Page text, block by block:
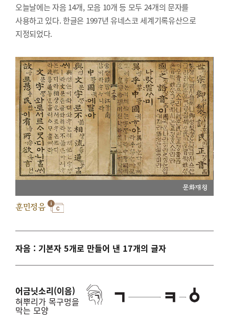
오늘날에는 자음 14개, 모음 10개 등 모두 24개의 문자를
사용하고 있다. 한글은 1997년 유네스코 세계기록유산으로
지정되었다.
문화재청
훈민정음
자음 : 기본자 5개로 만들어 낸 17개의 글자
어금닛소리(이음)
혀뿌리가 목구멍을
막는 모양